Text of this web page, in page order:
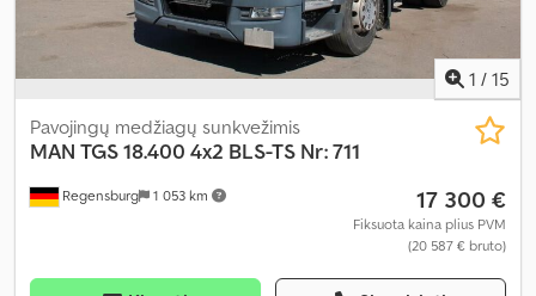
1 / 15
Regensburg 1 053 km
Pavojingų medžiagų sunkvežimis
MAN TGS 18.400 4x2 BLS-TS Nr: 711
17 300 €
Fiksuota kaina plius PVM
(20 587 € bruto)